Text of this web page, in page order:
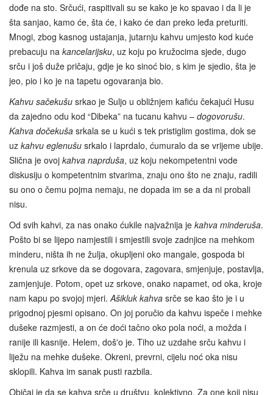
dođe na sto. Srčući, raspitivali su se kako je ko spavao i da li je
šta sanjao, kamo će, šta će, i kako će dan preko leđa preturiti.
Mnogi, zbog kasnog ustajanja, jutarnju kahvu umjesto kod kuće
prebacuju na kancelarijsku, uz koju po kružocima sjede, dugo
srču i još duže pričaju, gdje je ko sinoć bio, s kim je sjedio, šta je
jeo, pio i ko je na tapetu ogovaranja bio.
Kahvu sačekušu srkao je Suljo u obližnjem kafiću čekajući Husu
da zajedno odu kod “Dibeka” na tucanu kahvu – dogovorušu.
Kahva dočekuša srkala se u kući s tek pristiglim gostima, dok se
uz kahvu eglenušu srkalo i laprdalo, ćumuralo da se vrijeme ubije.
Slična je ovoj kahva naprduša, uz koju nekompetentni vode
diskusiju o kompetentnim stvarima, znaju ono što ne znaju, radili
su ono o čemu pojma nemaju, ne dopada im se a da ni probali
nisu.
Od svih kahvi, za nas onako ćukile najvažnija je kahva minderuša.
Pošto bi se lijepo namjestili i smjestili svoje zadnjice na mehkom
minderu, ništa ih ne žulja, okupljeni oko mangale, gospoda bi
krenula uz srkove da se dogovara, zagovara, smjenjuje, postavlja,
zamjenjuje. Potom, opet uz srkove, onako napamet, od oka, kroje
nam kapu po svojoj mjeri.Ašikluk kahva srče se kao što je i u
prigodnoj pjesmi opisano. On joj poručio da kahvu ispeče i mehke
dušeke razmjesti, a on će doći tačno oko pola noći, a možda i
ranije ili kasnije. Helem, doš'o je. Tiho uz uzdahe srču kahvu i
liježu na mehke dušeke. Okreni, prevrni, cijelu noć oka nisu
sklopili. Kahva im sanak pusti razbila.
Običaj je da se kahva srče u društvu, kolektivno. Za one koji nisu